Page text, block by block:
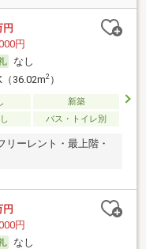
円
円
なし
36.02m2）
新築
バス・トイレ別
ーレント・最上階・
円
円
なし